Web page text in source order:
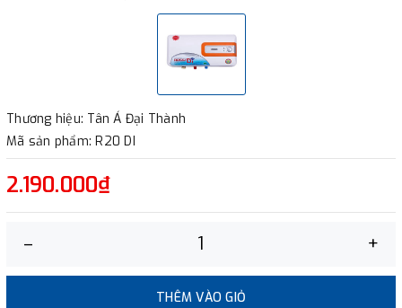
Thương hiệu: Tân Á Đại Thành
Mã sản phẩm: R20 DI
2.190.000₫
– +
THÊM VÀO GIỎ